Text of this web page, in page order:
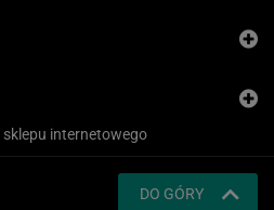
DO GÓRY